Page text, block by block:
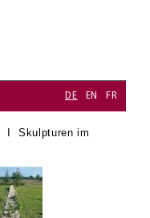
DE EN FR
Skulpturen im